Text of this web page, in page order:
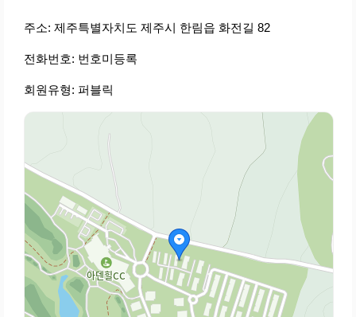
주소: 제주특별자치도 제주시 한림읍 화전길 82
전화번호: 번호미등록
회원유형: 퍼블릭